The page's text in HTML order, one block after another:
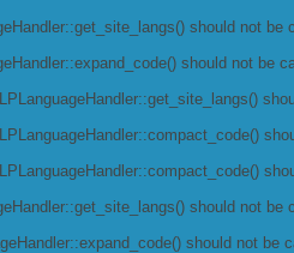
should not be
should not be
should not be
should not be